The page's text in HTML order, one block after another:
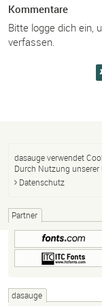
Kommentare
Bitte logge dich ein,
verfassen.
dasauge verwendet
Durch Nutzung unserer
Datenschutz
Partner
dasauge